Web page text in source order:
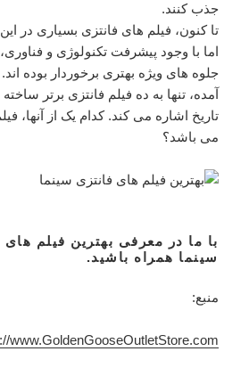
جذب کنند.
تا کنون، فیلم های فانتزی بسیاری در
اما با وجود پیشرفت تکنولوژی و
جلوه های ویژه بهتری برخوردار بوده
آمده، تنها به ده فیلم فانتزی برتر
تاریخ اشاره می کند. کدام یک از آنها،
می باشد؟
با ما در معرفی بهترین فیلم های
سینما همراه باشید.
منبع:
www.GoldenGooseOutletStore.com